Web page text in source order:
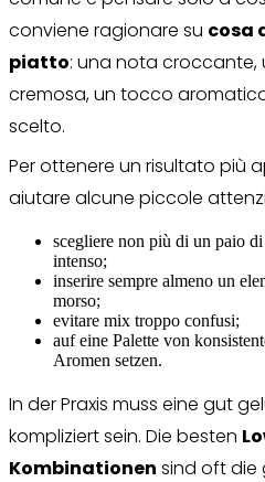
conviene ragionare su cosa
piatto: una nota
cremosa, un tocco
scelto.
Per ottenere un risultato più
aiutare alcune piccole
scegliere non più di un paio
intenso;
inserire sempre almeno un
morso;
evitare mix troppo confusi;
auf eine Palette von
Aromen setzen.
In der Praxis muss eine gut
kompliziert sein. Die besten
Kombinationen sind oft die